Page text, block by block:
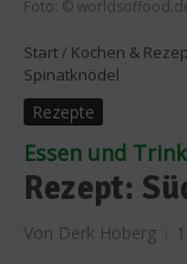
Foto: ©
Start / Kochen &
Spinatknödel
Rezepte
Essen und
Rezept:
Von Derk Hoberg